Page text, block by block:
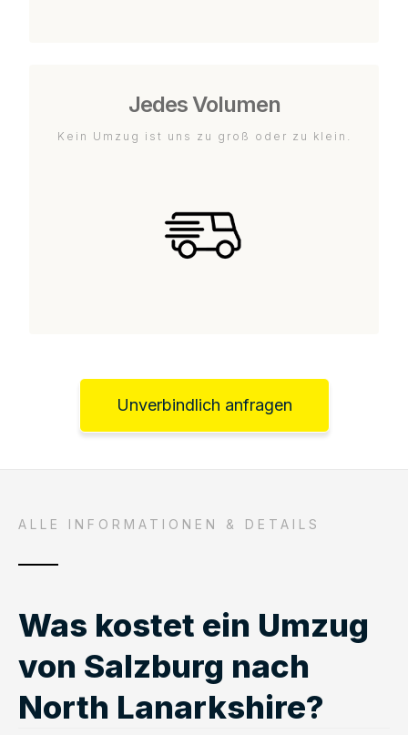
Jedes Volumen
Kein Umzug ist uns zu groß oder zu klein.
Unverbindlich anfragen
ALLE INFORMATIONEN & DETAILS
Was kostet ein Umzug
von Salzburg nach
North Lanarkshire?